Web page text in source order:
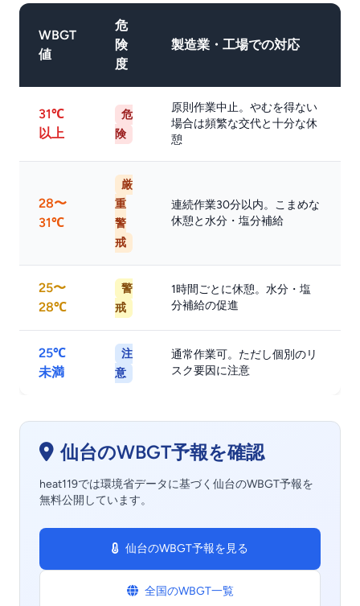
WBGT
値
危
険
度
製造業・工場での対応
31℃
以上
危
険
原則作業中止。やむを得ない
場合は頻繁な交代と十分な休
憩
28〜
31℃
厳
重
警
戒
連続作業30分以内。こまめな
休憩と水分・塩分補給
25〜
28℃
警
戒
1時間ごとに休憩。水分・塩
分補給の促進
25℃
未満
注
意
通常作業可。ただし個別のリ
スク要因に注意
仙台のWBGT予報を確認
heat119では環境省データに基づく仙台のWBGT予報を
無料公開しています。
仙台のWBGT予報を見る
全国のWBGT一覧